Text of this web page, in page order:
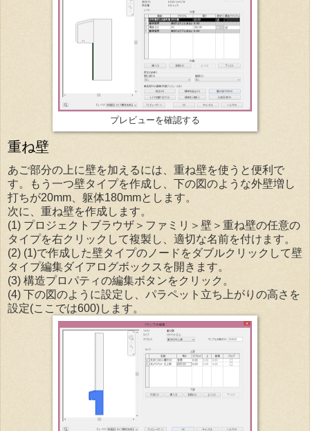
プレビューを確認する
重ね壁
あご部分の上に壁を加えるには、重ね壁を使うと便利で
す。もう一つ壁タイプを作成し、下の図のような外壁増し
打ちが20mm、躯体180mmとします。
次に、重ね壁を作成します。
(1) プロジェクトブラウザ＞ファミリ＞壁＞重ね壁の任意の
タイプを右クリックして複製し、適切な名前を付けます。
(2) (1)で作成した壁タイプのノードをダブルクリックして壁
タイプ編集ダイアログボックスを開きます。
(3) 構造プロパティの編集ボタンをクリック。
(4) 下の図のように設定し、パラペット立ち上がりの高さを
設定(ここでは600)します。